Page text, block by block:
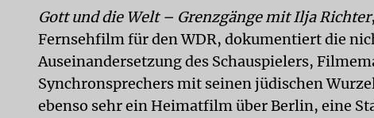
Gott und die Welt – Grenzgänge mit Ilja Richter
Fernsehfilm für den WDR, dokumentiert die
Auseinandersetzung des Schauspielers,
Synchronsprechers mit seinen jüdischen
ebenso sehr ein Heimatfilm über Berlin, eine